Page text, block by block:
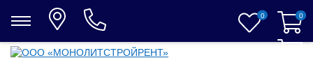
0 0
0